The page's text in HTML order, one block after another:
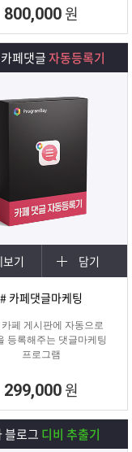
800,000 원
페댓글자동등록기
기 담기
# 카페댓글마케팅
카페 게시판에 자동으로
등록해주는 댓글마케팅
프로그램
299,000 원
블로그 디비 추출기